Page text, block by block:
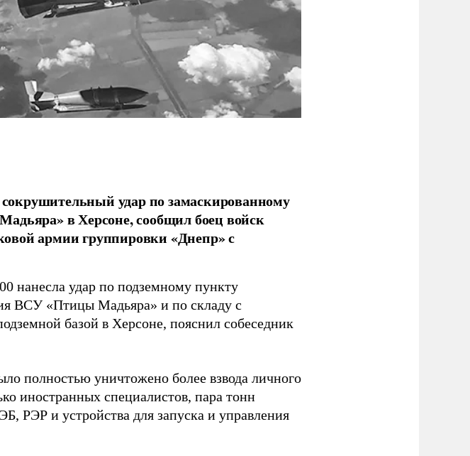
удар по замаскированному
в Херсоне, сообщил боец войск
армии группировки «Днепр» с
удар по подземному пункту
ВСУ «Птицы Мадьяра» и по складу с
базой в Херсоне, пояснил собеседник
полностью уничтожено более взвода личного
иностранных специалистов, пара тонн
РЭР и устройства для запуска и управления